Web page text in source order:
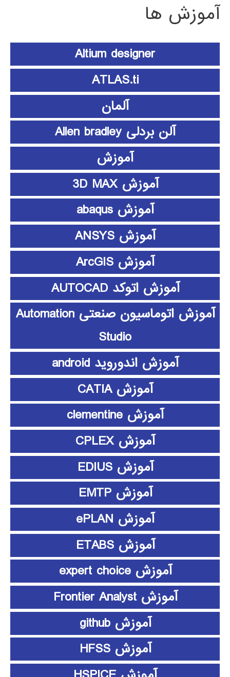
آموزش ها
Altium designer
ATLAS.ti
آلمان
آلن بردلی Allen bradley
آموزش
آموزش 3D MAX
آموزش abaqus
آموزش ANSYS
آموزش ArcGIS
آموزش اتوکد AUTOCAD
آموزش اتوماسیون صنعتی Automation
Studio
آموزش اندوروید android
آموزش CATIA
آموزش clementine
آموزش CPLEX
آموزش EDIUS
آموزش EMTP
آموزش ePLAN
آموزش ETABS
آموزش expert choice
آموزش Frontier Analyst
آموزش github
آموزش HFSS